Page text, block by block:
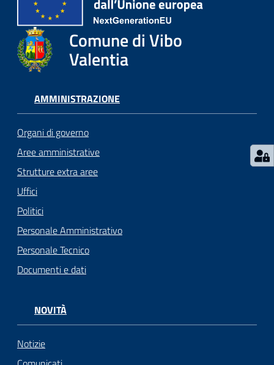
argomenti...
Seguici
Comune di Vibo
Valentia
AMMINISTRAZIONE
Organi di governo
Aree amministrative
Strutture extra aree
Uffici
Politici
Personale Amministrativo
Personale Tecnico
Documenti e dati
NOVITÀ
Notizie